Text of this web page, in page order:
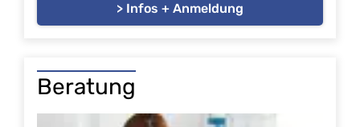
> Infos + Anmeldung
Beratung